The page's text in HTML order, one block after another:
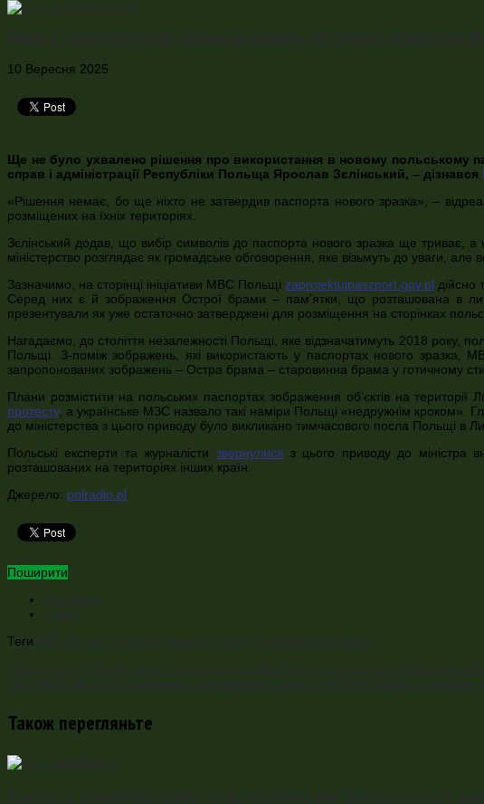
10 Вересня 2025
Ще не було ухвалено рішення про використання в новому польському
справ і адміністрації Республіки Польща Ярослав Зєлінський, – дізнався
«Рішення немає, бо ще ніхто не затвердив паспорта нового зразка», –
розміщених на їхніх територіях.
Зєлінський додав, що вибір символів до паспорта нового зразка ще триває, а
міністерство розглядає як громадське обговорення, яке візьмуть до уваги,
Зазначимо, на сторінці ініціативи МВС Польщіzaprojektujpaszport.gov.pl дійсно
Серед них є й зображення Острої брами – пам’ятки, що розташована в
презентували як уже остаточно затверджені для розміщення на сторінках
Нагадаємо, до століття незалежності Польщі, яке відзначатимуть 2018 року,
Польщі. З-поміж зображень, які використають у паспортах нового зразка,
запропонованих зображень – Остра брама – старовинна брама у готичному
Плани розмістити на польських паспортах зображення об’єктів на
протесту, а українське МЗС назвало такі наміри Польщі «недружнім кроком».
до міністерства з цього приводу було викликано тимчасового посла Польщі в
Польські експерти та журналісти звернулися з цього приводу до міністра
розташованих на територіях інших країн.
Джерело: polradio.pl
Поширити
Теги
Також перегляньте